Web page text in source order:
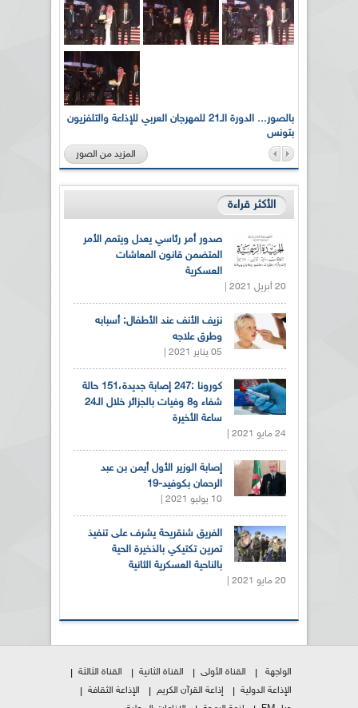
بالصور... الدورة الـ21 للمهرجان العربي للإذاعة والتلفزيون
بتونس
المزيد من الصور
الأكثر قراءة
صدور أمر رئاسي يعدل ويتمم الأمر
المتضمن قانون المعاشات
العسكرية
20 أبريل 2021 |
نزيف الأنف عند الأطفال: أسبابه
وطرق علاجه
05 يناير 2021 |
كورونا :247 إصابة جديدة،151 حالة
شفاء و8 وفيات بالجزائر خلال الـ24
ساعة الأخيرة
24 مايو 2021 |
إصابة الوزير الأول أيمن بن عبد
الرحمان بكوفيد-19
10 يوليو 2021 |
الفريق شنقريحة يشرف على تنفيذ
تمرين تكتيكي بالذخيرة الحية
بالناحية العسكرية الثانية
20 مايو 2021 |
الواجهة القناة الأولى القناة الثانية
القناة الثالثة
الإذاعة الدولية
إذاعة القرآن الكريم
الإذاعة الثقافة